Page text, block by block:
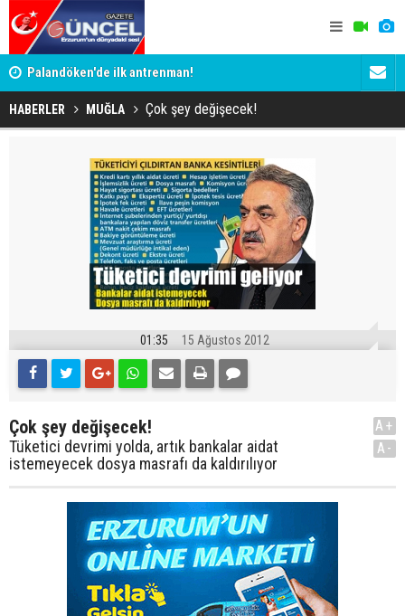
Palandöken'de ilk antrenman! Kaptan
HABERLER MUĞLA Çok şey değişecek!
01:35 15 Ağustos 2012
Çok şey değişecek!
Tüketici devrimi yolda, artık bankalar aidat
istemeyecek dosya masrafı da kaldırılıyor
A+
A-